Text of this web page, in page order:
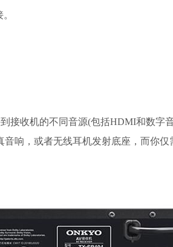
接收机的不同音源(包括HDMI和数字
响，或者无线耳机发射底座，而你仅